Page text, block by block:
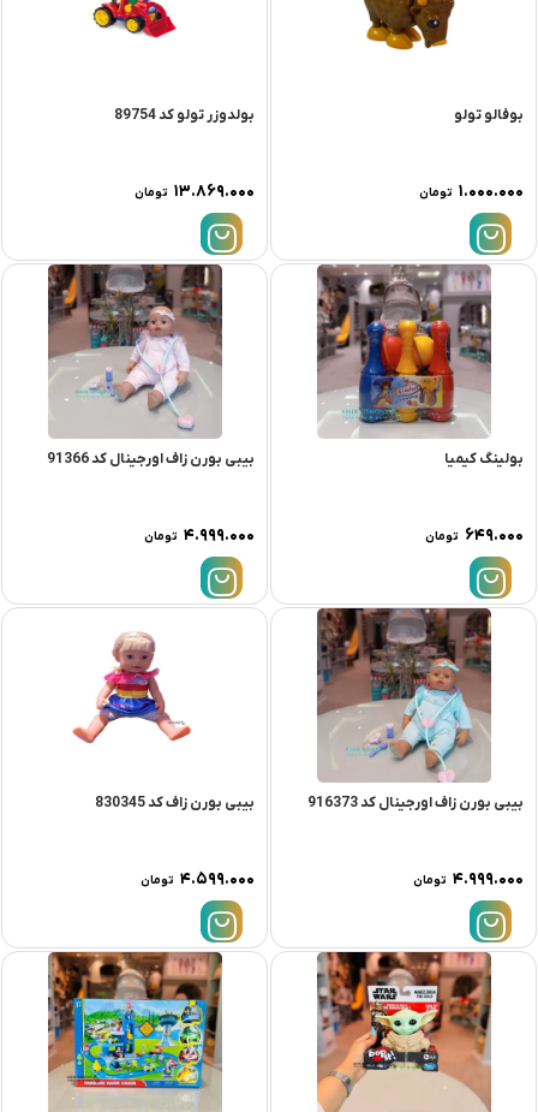
بوفالو تولو
۱.۰۰۰.۰۰۰ تومان
بولدوزر تولو کد 89754
۱۳.۸۶۹.۰۰۰ تومان
بولینگ کیمیا
۶۴۹.۰۰۰ تومان
بیبی بورن زاف اورجینال کد 91366
۴.۹۹۹.۰۰۰ تومان
بیبی بورن زاف اورجینال کد 916373
۴.۹۹۹.۰۰۰ تومان
بیبی بورن زاف کد 830345
۴.۵۹۹.۰۰۰ تومان